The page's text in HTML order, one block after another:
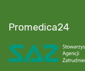
Promedica24